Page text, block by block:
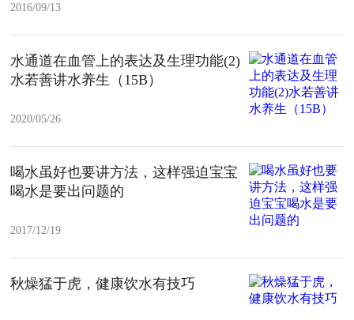
2016/09/13
水通道在血管上的表达及生理功能(2)
水若善讲水养生（15B）
2020/05/26
喝水虽好也要讲方法，这样强迫宝宝
喝水是要出问题的
2017/12/19
秋燥猛于虎，健康饮水有技巧